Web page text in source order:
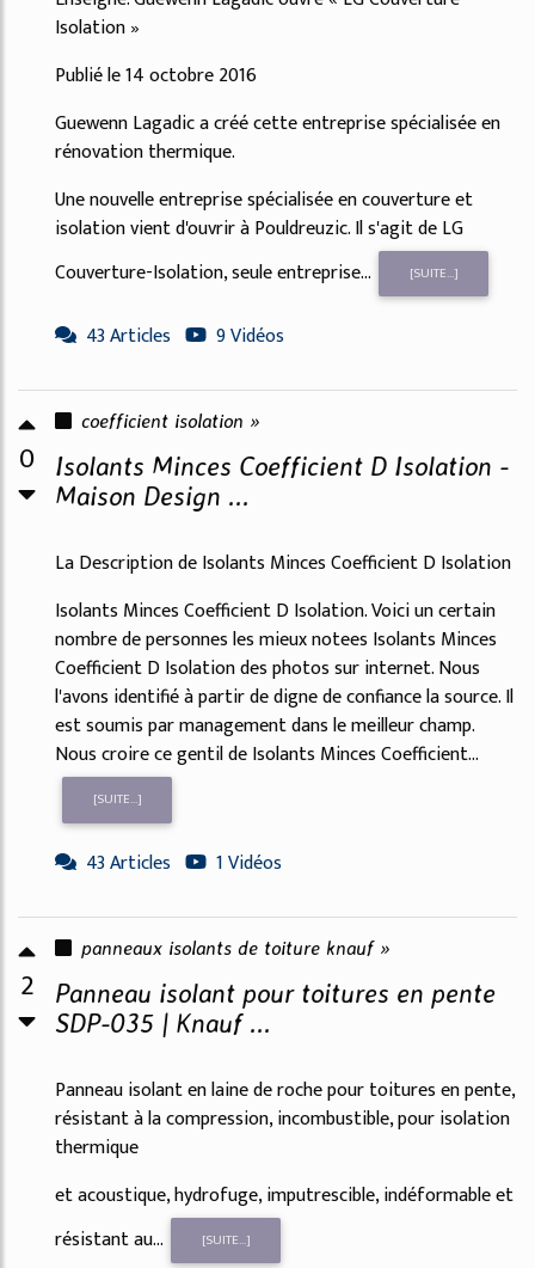
Isolation »
Publié le 14 octobre 2016
Guewenn Lagadic a créé cette entreprise spécialisée en
rénovation thermique.
Une nouvelle entreprise spécialisée en couverture et
isolation vient d'ouvrir à Pouldreuzic. Il s'agit de LG
Couverture-Isolation, seule entreprise...
[SUITE...]
43 Articles 9 Vidéos
0
coefficient isolation »
Isolants Minces Coefficient D Isolation -
Maison Design ...
La Description de Isolants Minces Coefficient D Isolation
Isolants Minces Coefficient D Isolation. Voici un certain
nombre de personnes les mieux notees Isolants Minces
Coefficient D Isolation des photos sur internet. Nous
l'avons identifié à partir de digne de confiance la source. Il
est soumis par management dans le meilleur champ.
Nous croire ce gentil de Isolants Minces Coefficient...
[SUITE...]
43 Articles 1 Vidéos
2
panneaux isolants de toiture knauf »
Panneau isolant pour toitures en pente
SDP-035 | Knauf ...
Panneau isolant en laine de roche pour toitures en pente,
résistant à la compression, incombustible, pour isolation
thermique
et acoustique, hydrofuge, imputrescible, indéformable et
résistant au...
[SUITE...]